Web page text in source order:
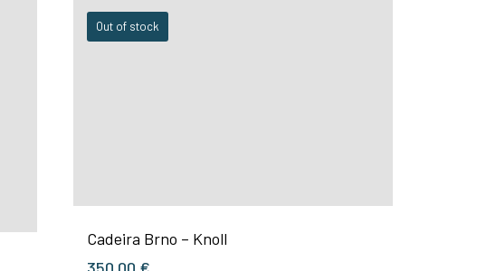
Out of stock
Cadeira Brno – Knoll